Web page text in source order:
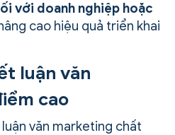
với doanh nghiệp hoặc
cao hiệu quả triển khai
luận văn
cao
văn marketing chất